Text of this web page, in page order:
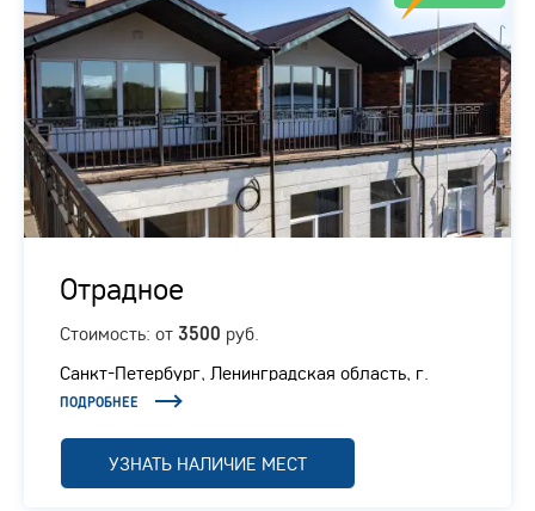
Отрадное
Стоимость: от 3500 руб.
Санкт-Петербург, Ленинградская область, г.
Отрадное, Ленинградское шоссе, 1/1
ПОДРОБНЕЕ
УЗНАТЬ НАЛИЧИЕ МЕСТ